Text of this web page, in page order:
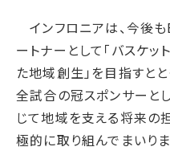
インフロニアは、今後
ートナーとして「バスケ
た地域創生」を目指すと
全試合の冠スポンサーと
じて地域を支える将来の
極的に取り組んでまいりま